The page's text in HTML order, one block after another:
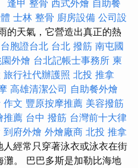
逢甲 整骨 西式外燴 自助餐
士林 整骨 廚房設備 公司設
的天氣，它營造出真正的熱
台胞證台北 台北 撥筋 南屯國
外燴 台北記帳士事務所 柬
旅行社代辦護照 北投 推拿
高雄清潔公司 自助餐外燴
作文 豐原按摩推薦 美容撥筋
推薦 台中 撥筋 台灣前十大律
到府外燴 外燴廠商 北投 推拿
人經常只穿著泳衣或泳衣在街
。 巴巴多斯是加勒比海地